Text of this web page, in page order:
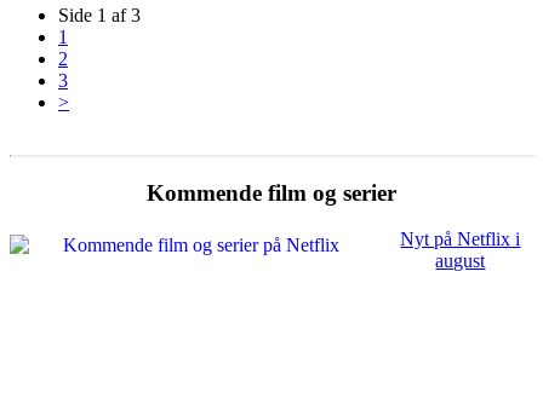
Side 1 af 3
1
2
3
>
Kommende film og serier
Nyt på Netflix i
august